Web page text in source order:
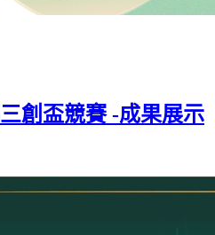
創盃競賽 -成果展示